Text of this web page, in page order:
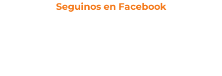
Seguinos en Facebook